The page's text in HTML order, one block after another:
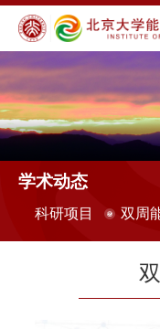
学术动态
科研项目 双周